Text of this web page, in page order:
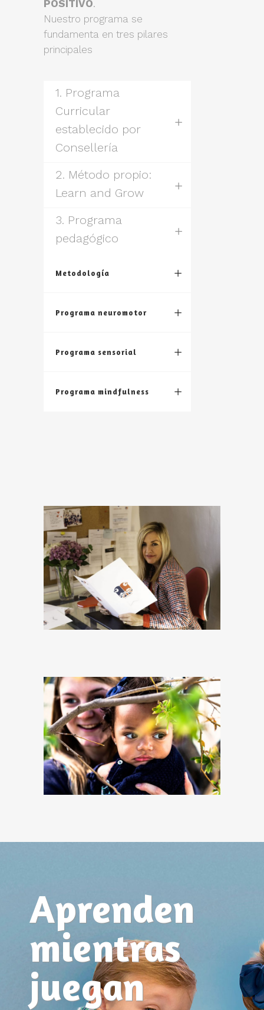
POSITIVO.
Nuestro programa se
fundamenta en tres pilares
principales
1. Programa
Curricular
establecido por
Consellería
2. Método propio:
Learn and Grow
3. Programa
pedagógico
Metodología
Programa neuromotor
Programa sensorial
Programa mindfulness
Aprenden
mientras
juegan